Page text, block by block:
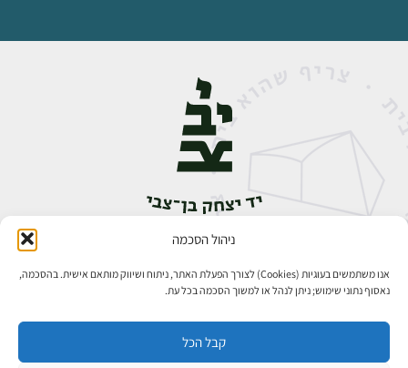
ניהול הסכמה
אנו משתמשים בעוגיות (Cookies) לצורך הפעלת האתר, ניתוח ושיווק מותאם אישית. בהסכמה,
נאסוף נתוני שימוש; ניתן לנהל או למשוך הסכמה בכל עת.
קבל הכל
אבן גבירול 14, רחביה, ירושלים